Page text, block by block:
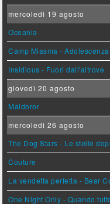
mercoledì 19 agosto
Oceania
Camp Miasma -
Insidious - Fuori dall'altrove
giovedì 20 agosto
Maldoror
mercoledì 26 agosto
The Dog Stars - Le stelle
Couture
La vendetta perfetta - Bear
One Night Only - Quando